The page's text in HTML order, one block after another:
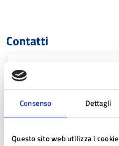
Consenso Dettagli
Questo sito web utilizza i cookie
Contatti
Telefono
02/24968974
Email